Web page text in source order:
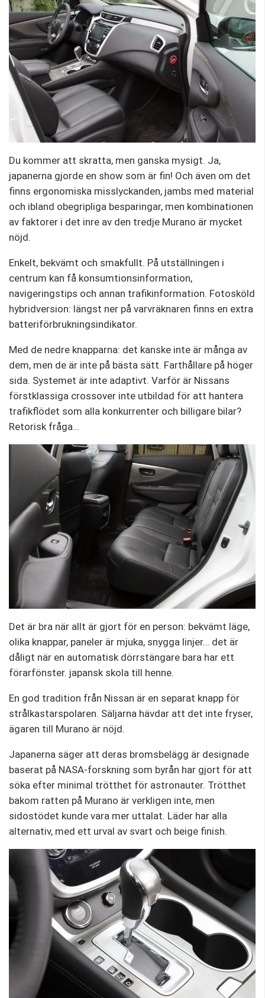
Du kommer att skratta, men ganska mysigt. Ja,
japanerna gjorde en show som är fin! Och även om det
finns ergonomiska misslyckanden, jambs med material
och ibland obegripliga besparingar, men kombinationen
av faktorer i det inre av den tredje Murano är mycket
nöjd.
Enkelt, bekvämt och smakfullt. På utställningen i
centrum kan få konsumtionsinformation,
navigeringstips och annan trafikinformation. Fotosköld
hybridversion: längst ner på varvräknaren finns en extra
batteriförbrukningsindikator.
Med de nedre knapparna: det kanske inte är många av
dem, men de är inte på bästa sätt. Farthållare på höger
sida. Systemet är inte adaptivt. Varför är Nissans
förstklassiga crossover inte utbildad för att hantera
trafikflödet som alla konkurrenter och billigare bilar?
Retorisk fråga…
Det är bra när allt är gjort för en person: bekvämt läge,
olika knappar, paneler är mjuka, snygga linjer… det är
dåligt när en automatisk dörrstängare bara har ett
förarfönster. japansk skola till henne.
En god tradition från Nissan är en separat knapp för
strålkastarspolaren. Säljarna hävdar att det inte fryser,
ägaren till Murano är nöjd.
Japanerna säger att deras bromsbelägg är designade
baserat på NASA-forskning som byrån har gjort för att
söka efter minimal trötthet för astronauter. Trötthet
bakom ratten på Murano är verkligen inte, men
sidostödet kunde vara mer uttalat. Läder har alla
alternativ, med ett urval av svart och beige finish.